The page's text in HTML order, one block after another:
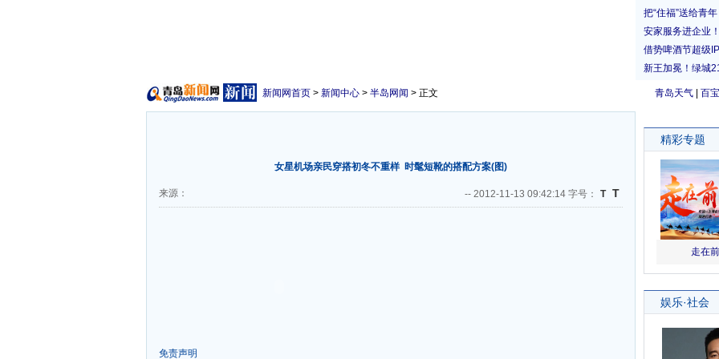
青岛天气 百
新闻网首页 > 新闻中心 > 半岛网闻 > 正文
女星机场亲民穿搭初冬不重样 时髦短靴的搭配方案(图)
来源： -- 2012-11-13 09:42:14 字号： T T
免责声明